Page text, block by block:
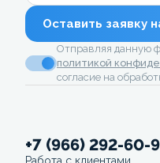
Оставить заявку
Отправляя данную
политикой
согласие на
+7 (966) 292-60-
Работа с клиентами